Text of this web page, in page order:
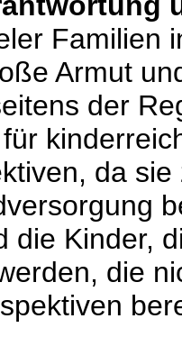
Familien
Armut
der
da
die Kinder,
die